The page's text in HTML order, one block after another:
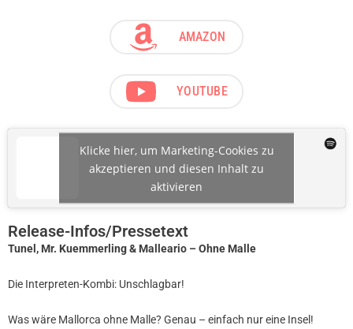
AMAZON
YOUTUBE
Klicke hier, um Marketing-Cookies zu
akzeptieren und diesen Inhalt zu
aktivieren
Release-Infos/Pressetext
Tunel, Mr. Kuemmerling & Malleario – Ohne Malle
Die Interpreten-Kombi: Unschlagbar!
Was wäre Mallorca ohne Malle? Genau – einfach nur eine Insel!